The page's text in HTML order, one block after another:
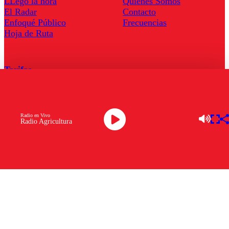
Radio Agricultura
Radio en Vivo
El Radar
Enfoqué Público
Hoja de Ruta
Contacto
Frecuencias
Tarifas
Descarga la APP